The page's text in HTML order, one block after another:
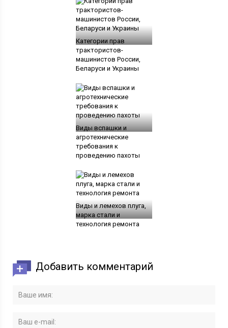
Категории прав
трактористов-
машинистов России,
Беларуси и Украины
Виды вспашки и
агротехнические
требования к
проведению пахоты
Виды и лемехов плуга,
марка стали и
технология ремонта
Добавить комментарий